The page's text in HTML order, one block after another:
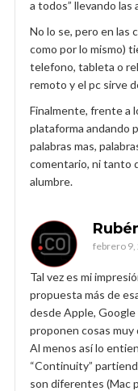
a todos” llevando
No lo se, pero en las
como por lo mismo)
telefono, tableta o
remoto y el pc sirve
Finalmente, frente a
plataforma andando
palabras mas,
comentario, ni tanto
alumbre.
febrero 9,
Tal vez es mi
propuesta más de
desde Apple,
proponen cosas
Al menos así lo
“Continuity”
son diferentes (Mac